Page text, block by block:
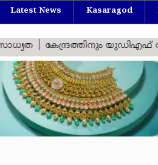
Latest News Kasaragod